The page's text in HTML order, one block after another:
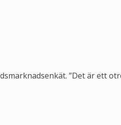
”Det är ett